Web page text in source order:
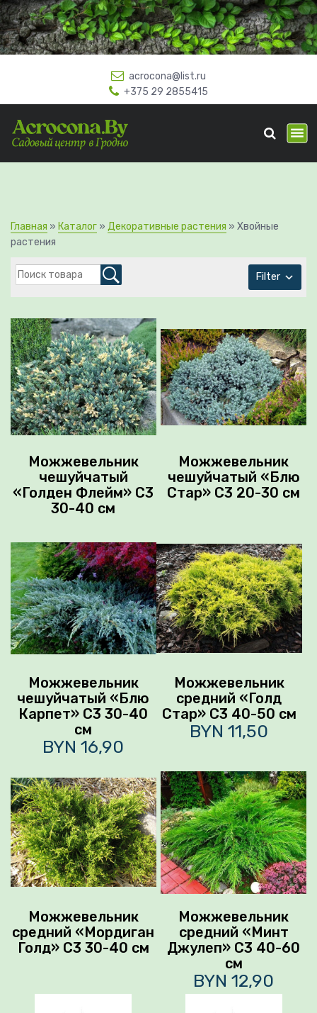
П
е
р
е
д
acrocona@list.ru
+375 29 2855415
Садовый центр в Гродно!
Главная » Каталог » Декоративные растения » Хвойные
растения
Filter
Можжевельник
чешуйчатый
«Голден Флейм» С3
30-40 см
Можжевельник
чешуйчатый «Блю
Стар» С3 20-30 см
Можжевельник
чешуйчатый «Блю
Карпет» С3 30-40
см
BYN 16,90
Можжевельник
средний «Голд
Стар» С3 40-50 см
BYN 11,50
Можжевельник
средний «Мордиган
Голд» С3 30-40 см
Можжевельник
средний «Минт
Джулеп» С3 40-60
см
BYN 12,90